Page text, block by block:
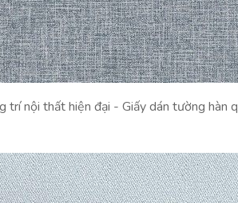
trí nội thất hiện đại - Giấy dán tường hàn